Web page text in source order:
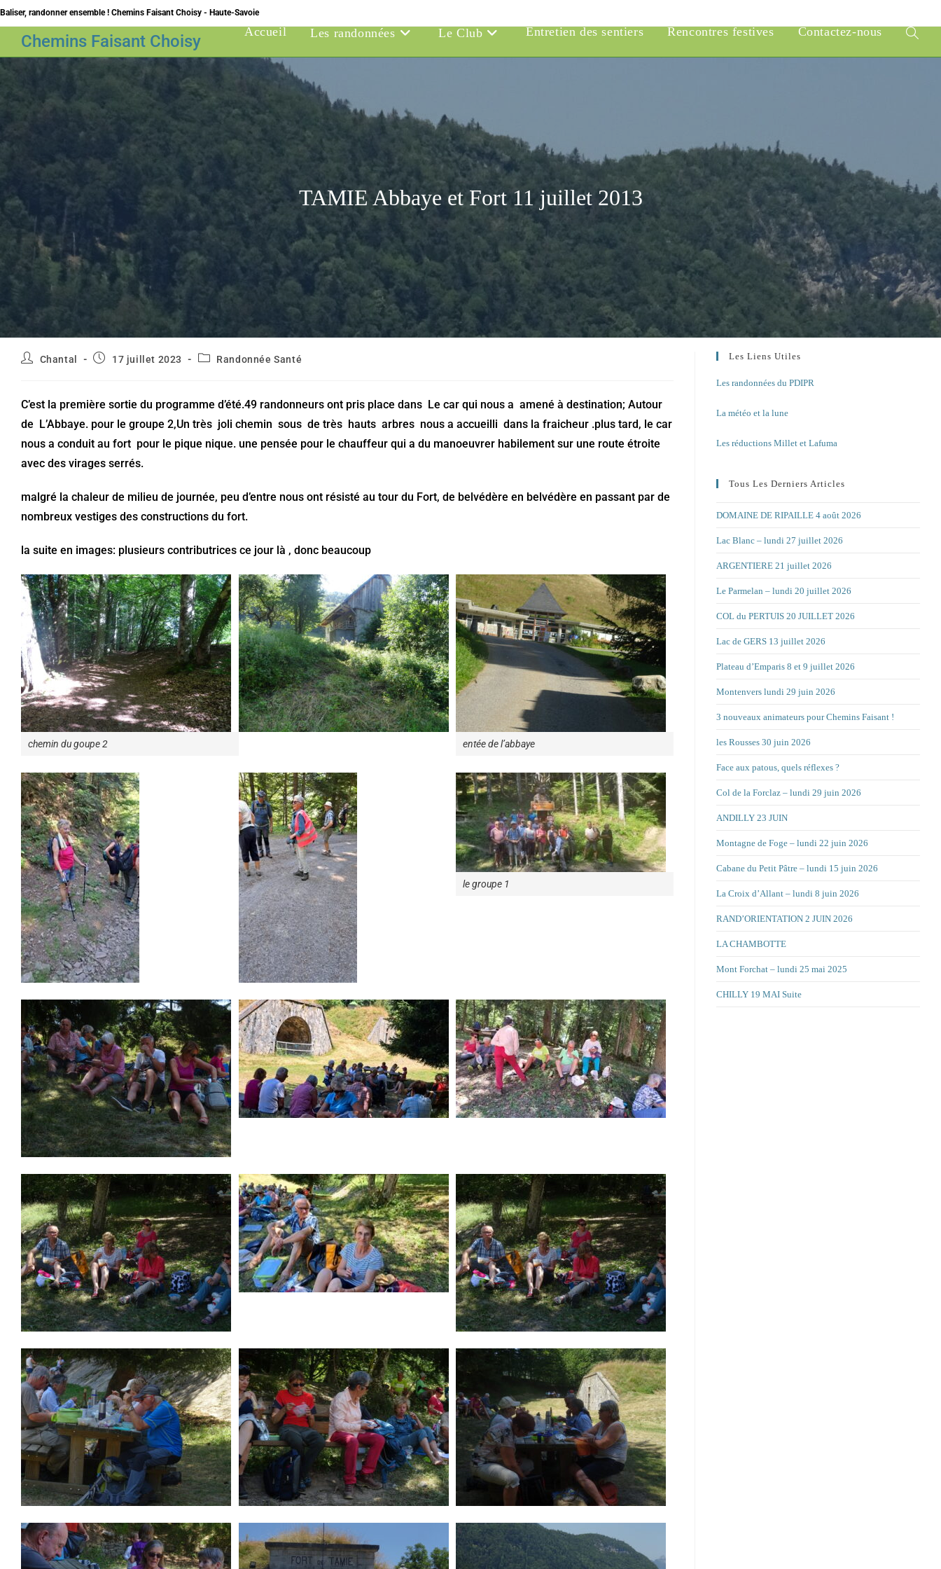
Skip
to
content
Baliser, randonner ensemble ! Chemins Faisant Choisy - Haute-Savoie
Chemins Faisant Choisy Accueil Les randonnées Le Club Entretien des sentiers Rencontres festives Contactez-nous
Toggle
website
TAMIE Abbaye et Fort 11 juillet 2013
Auteur/autrice
Chantal
Publication
17 juillet 2023
PostRandonnée Santé
C’est la première sortie du programme d’été.49 randonneurs ont pris place dans Le car qui nous a amené à destination; Autour
de L’Abbaye. pour le groupe 2,Un très joli chemin sous de très hauts arbres nous a accueilli dans la fraicheur .plus tard, le car
nous a conduit au fort pour le pique nique. une pensée pour le chauffeur qui a du manoeuvrer habilement sur une route étroite
avec des virages serrés.
malgré la chaleur de milieu de journée, peu d’entre nous ont résisté au tour du Fort, de belvédère en belvédère en passant par de
nombreux vestiges des constructions du fort.
la suite en images: plusieurs contributrices ce jour là , donc beaucoup
chemin du goupe 2 entée de l’abbaye
le groupe 1
Les Liens Utiles
Les randonnées du PDIPR
La météo et la lune
Les réductions Millet et Lafuma
Tous Les Derniers Articles
DOMAINE DE RIPAILLE 4 août 2026
Lac Blanc – lundi 27 juillet 2026
ARGENTIERE 21 juillet 2026
Le Parmelan – lundi 20 juillet 2026
COL du PERTUIS 20 JUILLET 2026
Lac de GERS 13 juillet 2026
Plateau d’Emparis 8 et 9 juillet 2026
Montenvers lundi 29 juin 2026
3 nouveaux animateurs pour Chemins Faisant !
les Rousses 30 juin 2026
Face aux patous, quels réflexes ?
Col de la Forclaz – lundi 29 juin 2026
ANDILLY 23 JUIN
Montagne de Foge – lundi 22 juin 2026
Cabane du Petit Pâtre – lundi 15 juin 2026
La Croix d’Allant – lundi 8 juin 2026
RAND’ORIENTATION 2 JUIN 2026
LA CHAMBOTTE
Mont Forchat – lundi 25 mai 2025
CHILLY 19 MAI Suite